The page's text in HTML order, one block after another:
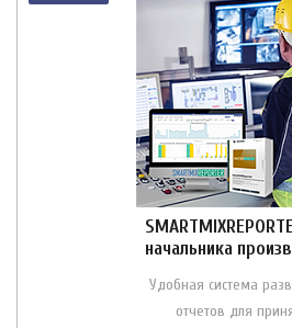
начальника
Удобная система
отчетов для